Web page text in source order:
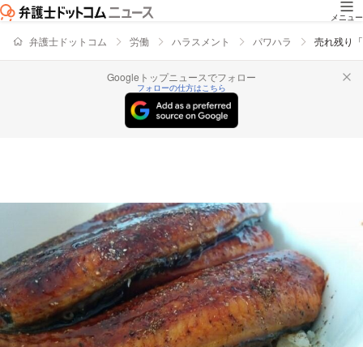
メニュー
弁護士ドットコム 労働 ハラスメント パワハラ 売れ残り
Googleトップニュースでフォロー
フォローの仕方はこちら